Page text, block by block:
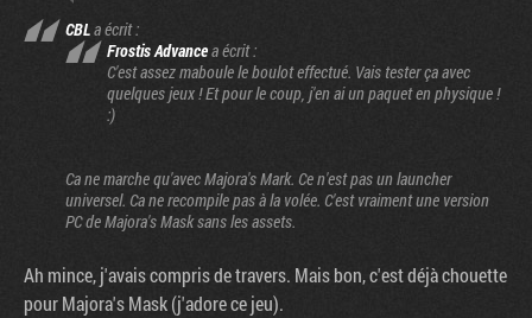
CBLa écrit :
Frostis Advancea écrit :
C'est assez maboule le boulot effectué. Vais tester ça avec
quelques jeux ! Et pour le coup, j'en ai un paquet en physique !
:)
Ca ne marche qu'avec Majora's Mark. Ce n'est pas un launcher
universel. Ca ne recompile pas à la volée. C'est vraiment une version
PC de Majora's Mask sans les assets.
Ah mince, j'avais compris de travers. Mais bon, c'est déjà chouette
pour Majora's Mask (j'adore ce jeu).